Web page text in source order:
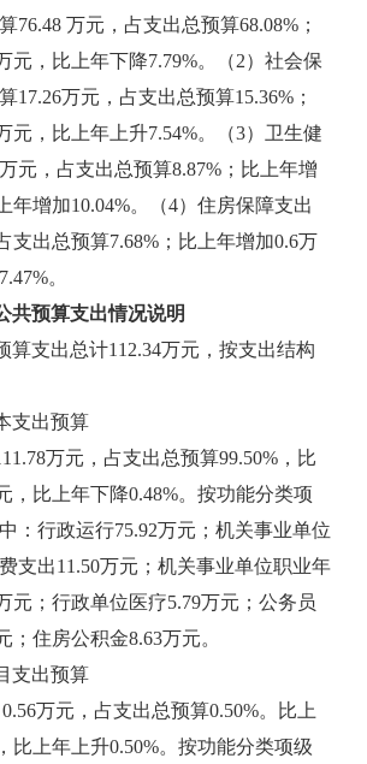
76.48 万元，占支出总预算68.08%；
元，比上年下降7.79%。（2）社会保
17.26万元，占支出总预算15.36%；
元，比上年上升7.54%。（3）卫生健
元，占支出总预算8.87%；比上年增
年增加10.04%。（4）住房保障支出
支出总预算7.68%；比上年增加0.6万
。
共预算支出情况说明
算支出总计112.34万元，按支出结构
支出预算
万元，占支出总预算99.50%，比
，比上年下降0.48%。按功能分类项
：行政运行75.92万元；机关事业单位
支出11.50万元；机关事业单位职业年
元；行政单位医疗5.79万元；公务员
；住房公积金8.63万元。
支出预算
万元，占支出总预算0.50%。比上
比上年上升0.50%。按功能分类项级